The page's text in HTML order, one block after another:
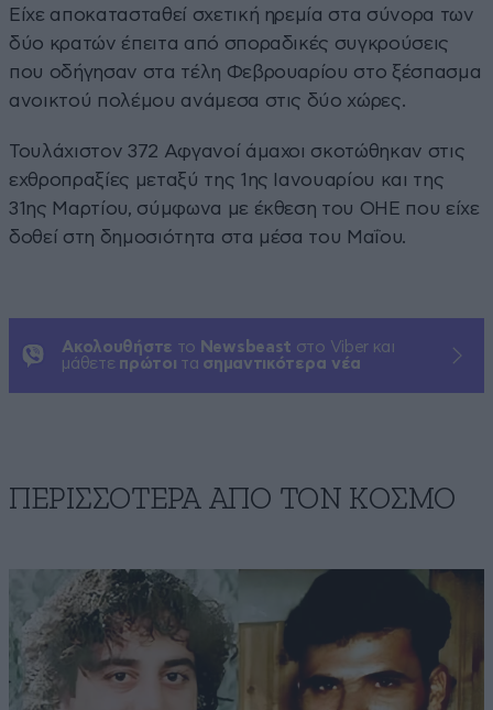
Είχε αποκατασταθεί σχετική ηρεμία στα σύνορα των
δύο κρατών έπειτα από σποραδικές συγκρούσεις
που οδήγησαν στα τέλη Φεβρουαρίου στο ξέσπασμα
ανοικτού πολέμου ανάμεσα στις δύο χώρες.
Τουλάχιστον 372 Αφγανοί άμαχοι σκοτώθηκαν στις
εχθροπραξίες μεταξύ της 1ης Ιανουαρίου και της
31ης Μαρτίου, σύμφωνα με έκθεση του ΟΗΕ που είχε
δοθεί στη δημοσιότητα στα μέσα του Μαΐου.
Ακολουθήστε το Newsbeast στο Viber και
μάθετε πρώτοι τα σημαντικότερα νέα
ΠΕΡΙΣΣΟΤΕΡΑ ΑΠΟ ΤΟΝ ΚΟΣΜΟ